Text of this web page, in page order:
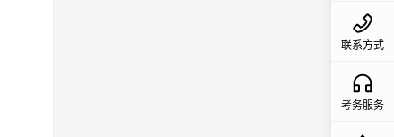
联系方式
考务服务